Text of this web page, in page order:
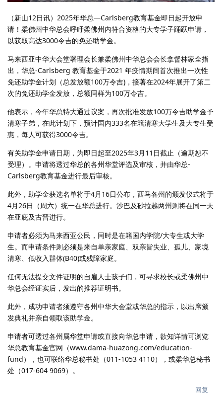
（新山12日讯）2025年华总—Carlsberg教育基金即日起开放申
请！柔佛州中华总会呼吁柔佛州内符合资格的大专学子踊跃申请，
以获取高达3000令吉的免还助学金。
马来西亚中华大会堂署理会长兼柔佛州中华总会会长拿督林家全指
出，华总-Carlsberg 教育基金于2021 年疫情期间首次推出一次性
免还助学金计划（总发放额100万令吉)，接著在2024年展开了第二
次的免还助学金发放，总额同样为100万令吉。
他表示，今年华总特大通过议案，再次批准发放100万令吉助学金予
清寒子弟，在此计划下，预计国内333名在籍清寒大学生及大专生受
惠，每人可获得3000令吉。
有关助学金申请日期，为即日起至2025年3月11日截止（逾期恕不
受理）。申请将透过华总的各州华堂评选及审核，并由华总-
Carlsberg教育基金进行最后审核。
此外，助学金获选名单将于4月16日公布，西马各州的颁发仪式将于
4月26日（周六）统一在华总进行。沙巴及砂拉越两州则将在同一天
在亚庇及古晋进行。
申请者必须为马来西亚公民，同时是在籍国内学院/大专生或大学
生。而申请条件则必须是来自单亲家庭、双亲皆失业、孤儿、家境
清寒、低收入群体(B40)或残障家庭。
任何无法提交文件证明的自雇人士孩子们，可寻求校长或柔佛州中
华总会经证实后，发出的推荐证明书。
此外，成功申请者须遵守各州中华大会堂或华总的指示，以出席颁
发典礼并亲自领取该助学金。
申请者可透过各州属华堂申请或直接向华总申请，欲知详情可浏览
华总教育基金官网（www.dama-huazong.com/education-
fund），也可联络华总秘书处（011-1053 4110），或柔华总秘书
处（017-604 9069）。
回复